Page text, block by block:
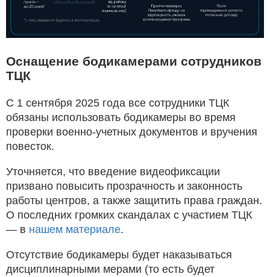
Оснащение бодикамерами сотрудников
ТЦК
С 1 сентября 2025 года все сотрудники ТЦК
обязаны использовать бодикамеры во время
проверки военно-учетных документов и вручения
повесток.
Уточняется, что введение видеофиксации
призвано повысить прозрачность и законность
работы центров, а также защитить права граждан.
О последних громких скандалах с участием ТЦК
— в нашем материале.
Отсутствие бодикамеры будет наказываться
дисциплинарными мерами (то есть будет